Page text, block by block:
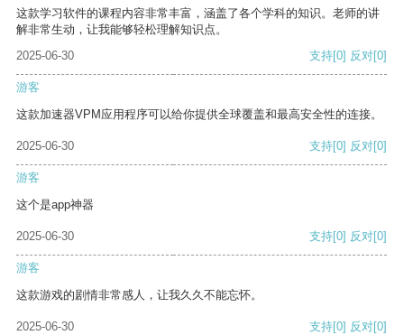
这款学习软件的课程内容非常丰富，涵盖了各个学科的知识。老师的讲
解非常生动，让我能够轻松理解知识点。
2025-06-30
支持[0] 反对[0]
游客
这款加速器VPM应用程序可以给你提供全球覆盖和最高安全性的连接。
2025-06-30 支持[0] 反对[0]
游客
这个是app神器
2025-06-30 支持[0] 反对[0]
游客
这款游戏的剧情非常感人，让我久久不能忘怀。
2025-06-30 支持[0] 反对[0]